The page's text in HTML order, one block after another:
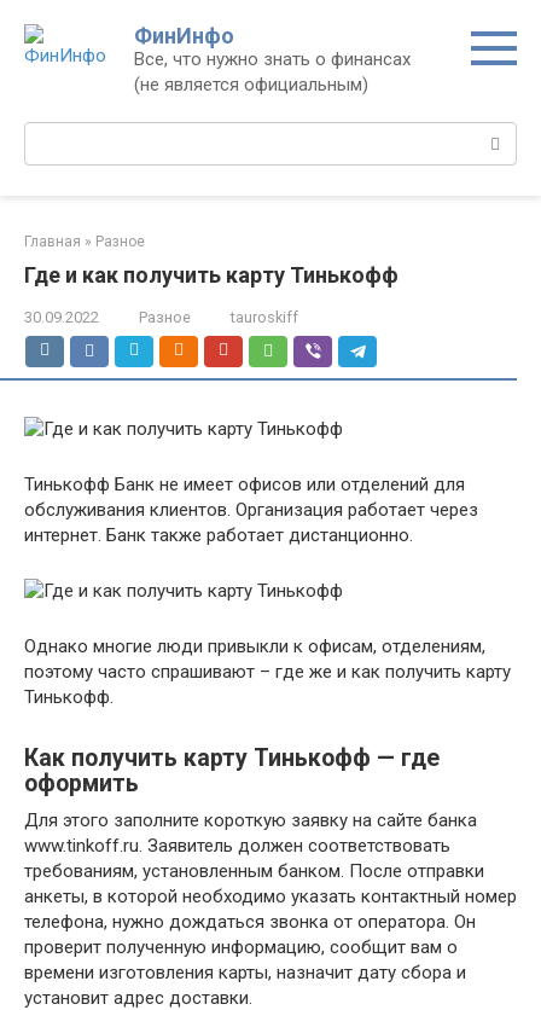
контенту
ФинИнфо
Все, что нужно знать о финансах
(не является официальным)
Поиск:
Главная » Разное
Где и как получить карту Тинькофф
30.09.2022 Разное tauroskiff
Тинькофф Банк не имеет офисов или отделений для
обслуживания клиентов. Организация работает через
интернет. Банк также работает дистанционно.
Однако многие люди привыкли к офисам, отделениям,
поэтому часто спрашивают – где же и как получить карту
Тинькофф.
Как получить карту Тинькофф — где
оформить
Для этого заполните короткую заявку на сайте банка
www.tinkoff.ru. Заявитель должен соответствовать
требованиям, установленным банком. После отправки
анкеты, в которой необходимо указать контактный номер
телефона, нужно дождаться звонка от оператора. Он
проверит полученную информацию, сообщит вам о
времени изготовления карты, назначит дату сбора и
установит адрес доставки.